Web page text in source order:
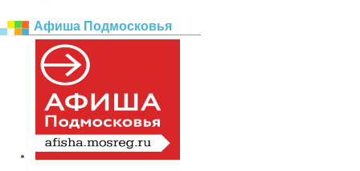
Афиша Подмосковья